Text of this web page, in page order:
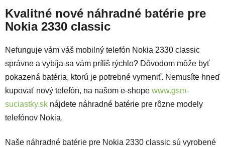
Kvalitné nové náhradné batérie pre
Nokia 2330 classic
Nefunguje vám váš mobilný telefón Nokia 2330 classic
správne a vybíja sa vám príliš rýchlo? Dôvodom môže byť
pokazená batéria, ktorú je potrebné vymeniť. Nemusíte hneď
kupovať nový telefón, na našom e-shope www.gsm-
suciastky.sk nájdete náhradné batérie pre rôzne modely
telefónov Nokia.
Naše náhradné batérie pre Nokia 2330 classic sú vyrobené